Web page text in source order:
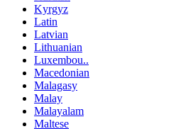
Kyrgyz
Latin
Latvian
Lithuanian
Luxembou..
Macedonian
Malagasy
Malay
Malayalam
Maltese